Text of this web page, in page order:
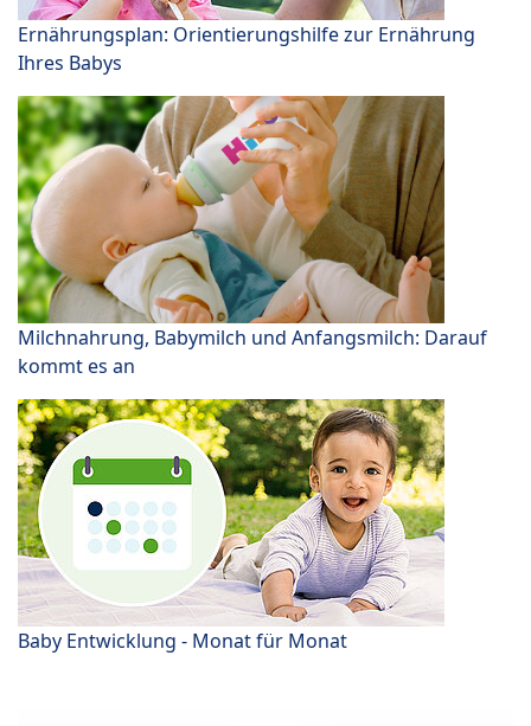
Ernährungsplan: Orientierungshilfe zur Ernährung
Ihres Babys
Milchnahrung, Babymilch und Anfangsmilch: Darauf
kommt es an
Baby Entwicklung - Monat für Monat